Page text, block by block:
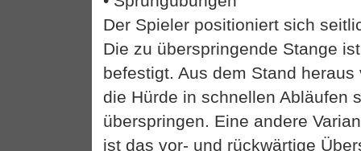
Der Spieler positioniert sich
Die zu überspringende Stange
befestigt. Aus dem Stand
die Hürde in schnellen Abläufen
überspringen. Eine andere
ist das vor- und rückwärtige